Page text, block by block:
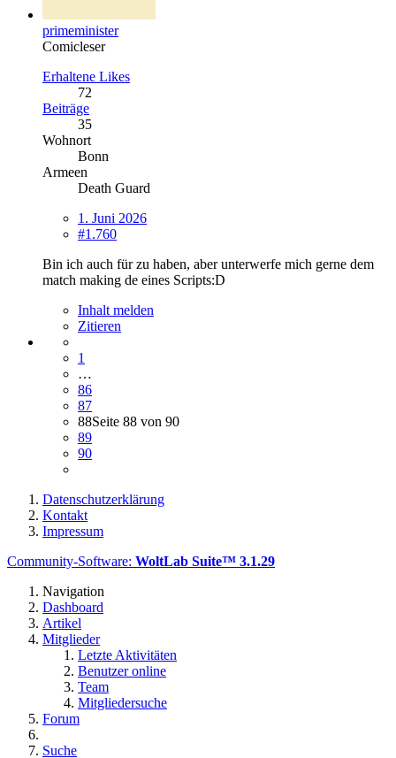
primeminister
Comicleser
Erhaltene Likes
72
Beiträge
35
Wohnort
Bonn
Armeen
Death Guard
1. Juni 2026
#1.760
Bin ich auch für zu haben, aber unterwerfe mich gerne dem
match making de eines Scripts:D
Inhalt melden
Zitieren
1
…
86
87
88Seite 88 von 90
89
90
Datenschutzerklärung
Kontakt
Impressum
Community-Software: WoltLab Suite™ 3.1.29
Navigation
Dashboard
Artikel
Mitglieder
Letzte Aktivitäten
Benutzer online
Team
Mitgliedersuche
Forum
Suche